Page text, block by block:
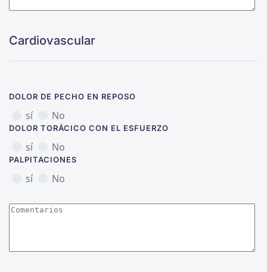
Cardiovascular
DOLOR DE PECHO EN REPOSO
sí No
DOLOR TORÁCICO CON EL ESFUERZO
sí No
PALPITACIONES
sí No